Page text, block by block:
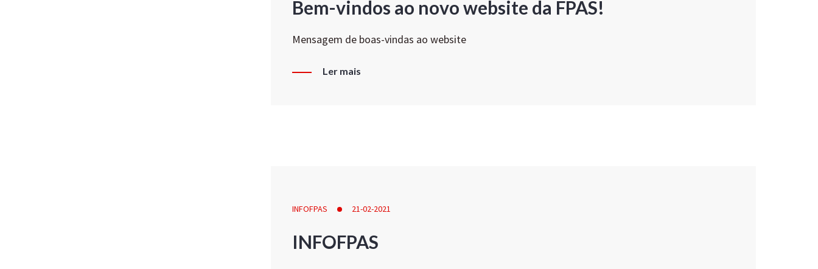
Bem-vindos ao novo website da FPAS!
Mensagem de boas-vindas ao website
Ler mais
INFOFPAS 21-02-2021
INFOFPAS